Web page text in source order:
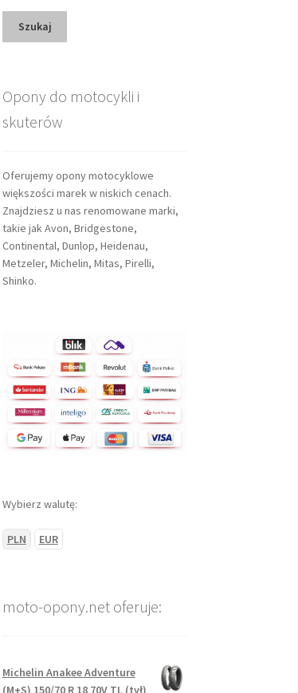
Szukaj
Opony do motocykli i
skuterów
Oferujemy opony motocyklowe
większości marek w niskich cenach.
Znajdziesz u nas renomowane marki,
takie jak Avon, Bridgestone,
Continental, Dunlop, Heidenau,
Metzeler, Michelin, Mitas, Pirelli,
Shinko.
Wybierz walutę:
PLN EUR
moto-opony.net oferuje:
Michelin Anakee Adventure
(M+S) 150/70 R 18 70V TL (tył)